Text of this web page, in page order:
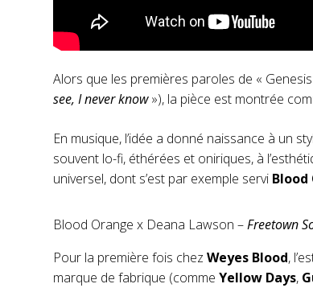
Alors que les premières paroles de « Genesis
see, I never know»), la pièce est montrée
En musique, l’idée a donné naissance à un
souvent lo-fi, éthérées et oniriques, à
universel, dont s’est par exemple servi Blood
Blood Orange x Deana Lawson –Freetown
Pour la première fois chez Weyes Blood,
marque de fabrique (comme Yellow Days,